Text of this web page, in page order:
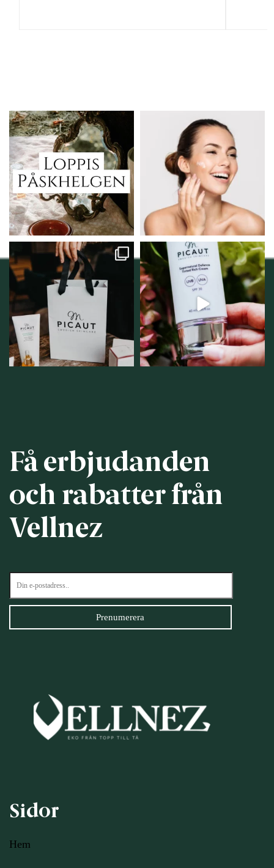
Vi skall ha loppis!
I Vellnez anda;...
6 0
Behandlingserbjudande
februari-mars!
Vi...
0
Vellnez – din
samlingsplats för
personlig handel i
12 0
Njut av solens härliga
strålar men skydda dig...
12 1
Få erbjudanden
och rabatter från
Vellnez
Sidor
Hem